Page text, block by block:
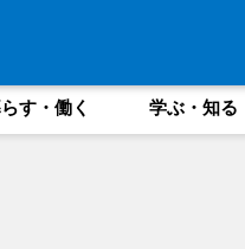
す・働く 学ぶ・知る